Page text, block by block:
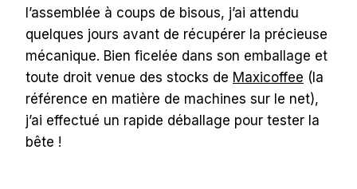
l’assemblée à coups de bisous, j’ai attendu
quelques jours avant de récupérer la précieuse
mécanique. Bien ficelée dans son emballage et
toute droit venue des stocks de Maxicoffee (la
référence en matière de machines sur le net),
j’ai effectué un rapide déballage pour tester la
bête !